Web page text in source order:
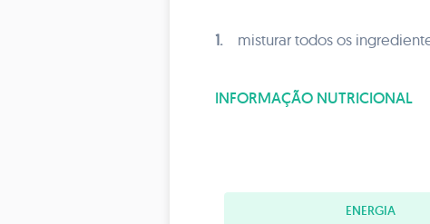
1. misturar todos os
INFORMAÇÃO NUTRICIONAL
ENERGIA